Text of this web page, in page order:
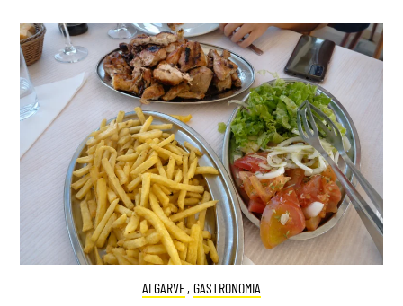
ALGARVE, GASTRONOMIA